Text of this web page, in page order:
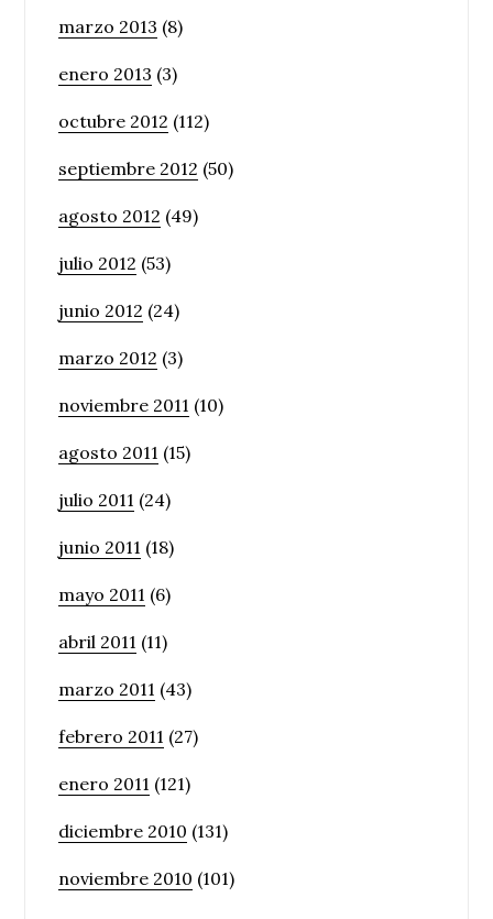
marzo 2013 (8)
enero 2013 (3)
octubre 2012 (112)
septiembre 2012 (50)
agosto 2012 (49)
julio 2012 (53)
junio 2012 (24)
marzo 2012 (3)
noviembre 2011 (10)
agosto 2011 (15)
julio 2011 (24)
junio 2011 (18)
mayo 2011 (6)
abril 2011 (11)
marzo 2011 (43)
febrero 2011 (27)
enero 2011 (121)
diciembre 2010 (131)
noviembre 2010 (101)